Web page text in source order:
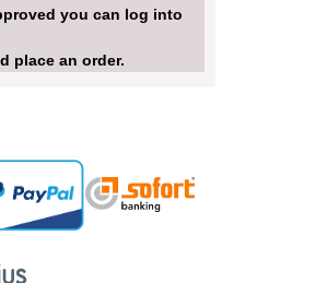
you can log into
place an order.